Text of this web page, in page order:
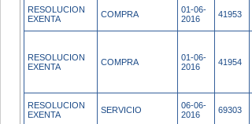
RESOLUCION
EXENTA
COMPRA
01-06-
2016
41953
RESOLUCION
EXENTA
COMPRA
01-06-
2016
41954
RESOLUCION
EXENTA
SERVICIO
06-06-
2016
69303